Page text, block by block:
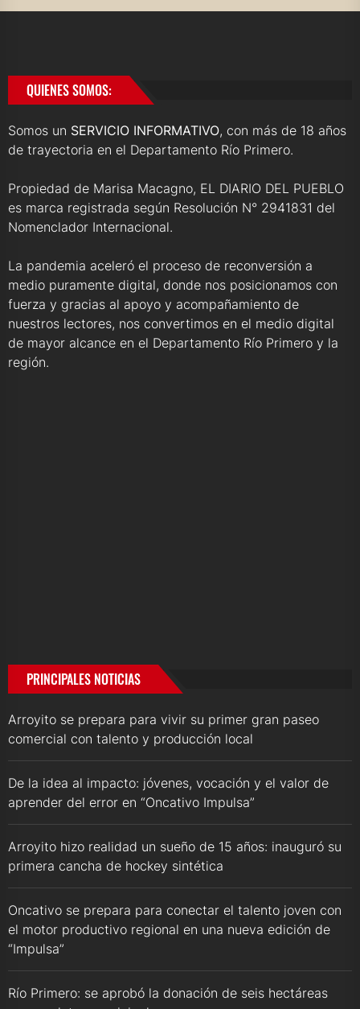
QUIENES SOMOS:
Somos un SERVICIO INFORMATIVO, con más de 18 años
de trayectoria en el Departamento Río Primero.
Propiedad de Marisa Macagno, EL DIARIO DEL PUEBLO
es marca registrada según Resolución N° 2941831 del
Nomenclador Internacional.
La pandemia aceleró el proceso de reconversión a
medio puramente digital, donde nos posicionamos con
fuerza y gracias al apoyo y acompañamiento de
nuestros lectores, nos convertimos en el medio digital
de mayor alcance en el Departamento Río Primero y la
región.
PRINCIPALES NOTICIAS
Arroyito se prepara para vivir su primer gran paseo
comercial con talento y producción local
De la idea al impacto: jóvenes, vocación y el valor de
aprender del error en “Oncativo Impulsa”
Arroyito hizo realidad un sueño de 15 años: inauguró su
primera cancha de hockey sintética
Oncativo se prepara para conectar el talento joven con
el motor productivo regional en una nueva edición de
“Impulsa”
Río Primero: se aprobó la donación de seis hectáreas